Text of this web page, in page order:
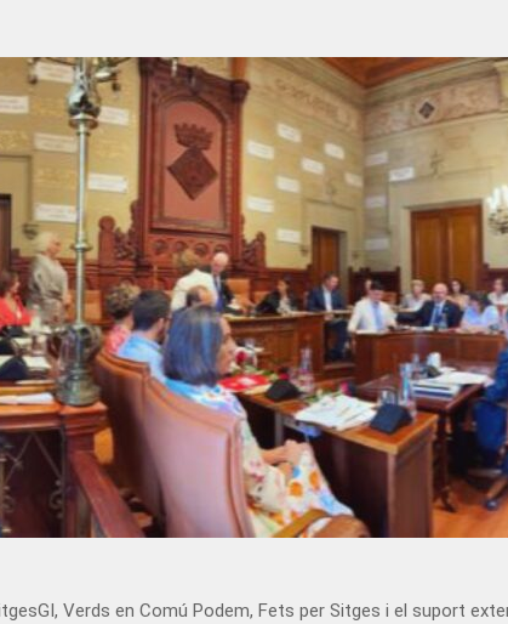
Verds en Comú Podem, Fets per Sitges i el suport